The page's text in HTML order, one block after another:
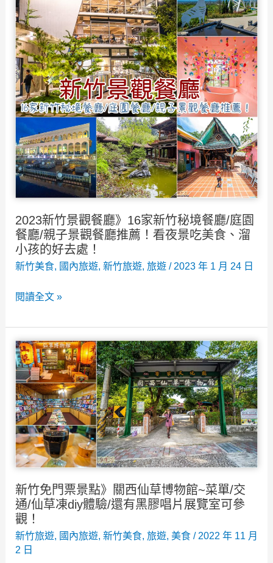
攻
略
薦》
高
級
套
餐、
吃
飽、
cp
值
牛
排
12
彙
人
包！
竹
北
藍
佐
牛
館
米
其
林
2023新竹景觀餐廳》16家新竹秘境餐廳/庭園
餐廳/親子景觀餐廳推薦！看夜景吃美食、溜
小孩的好去處！
新竹美食, 國內旅遊, 新竹旅遊, 旅遊/ 2023 年 1 月 24 日
2023
景
觀
餐
廳》
16
家
新
秘
境
餐
廳/
閱讀全文 »
新竹免門票景點》關西仙草博物館~菜單/交
通/仙草凍diy體驗/還有黑膠唱片展覽室可參
觀！
新竹旅遊, 國內旅遊, 新竹美食, 旅遊, 美食/ 2022 年 11 月
2 日